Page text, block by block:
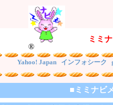
®
ミミ
Yahoo! Japan インフォシーク
■ミミナビ